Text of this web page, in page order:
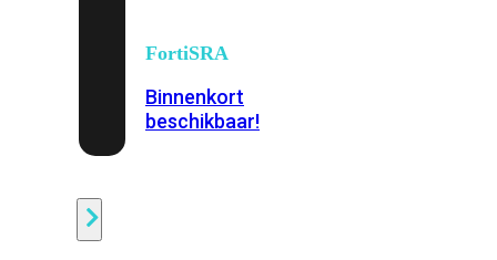
FortiSRA
Binnenkort
beschikbaar!